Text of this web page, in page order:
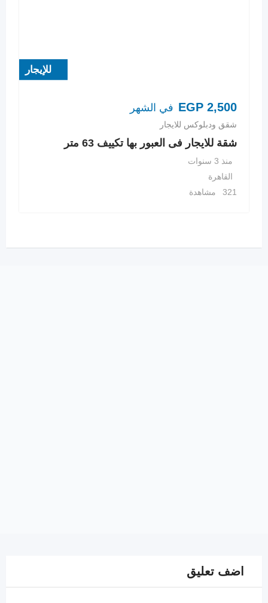
للإيجار
EGP 2,500 في الشهر
شقق ودبلوكس للايجار
شقة للايجار فى العبور بها تكييف 63 متر
منذ 3 سنوات
القاهرة
321 مشاهدة
اضف تعليق